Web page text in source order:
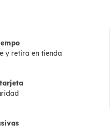
y retira en tienda